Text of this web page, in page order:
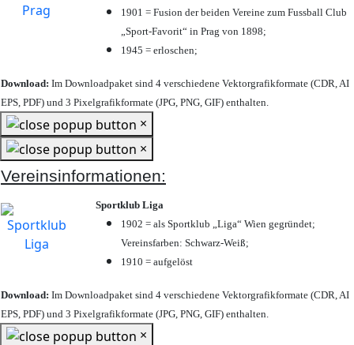
1901 = Fusion der beiden Vereine zum Fussball Club
„Sport-Favorit“ in Prag von 1898;
1945 = erloschen;
Download: Im Downloadpaket sind 4 verschiedene Vektorgrafikformate (CDR, AI
EPS, PDF) und 3 Pixelgrafikformate (JPG, PNG, GIF) enthalten.
×
×
Vereinsinformationen:
Sportklub Liga
1902 = als Sportklub „Liga“ Wien gegründet;
Vereinsfarben: Schwarz-Weiß;
1910 = aufgelöst
Download: Im Downloadpaket sind 4 verschiedene Vektorgrafikformate (CDR, AI
EPS, PDF) und 3 Pixelgrafikformate (JPG, PNG, GIF) enthalten.
×